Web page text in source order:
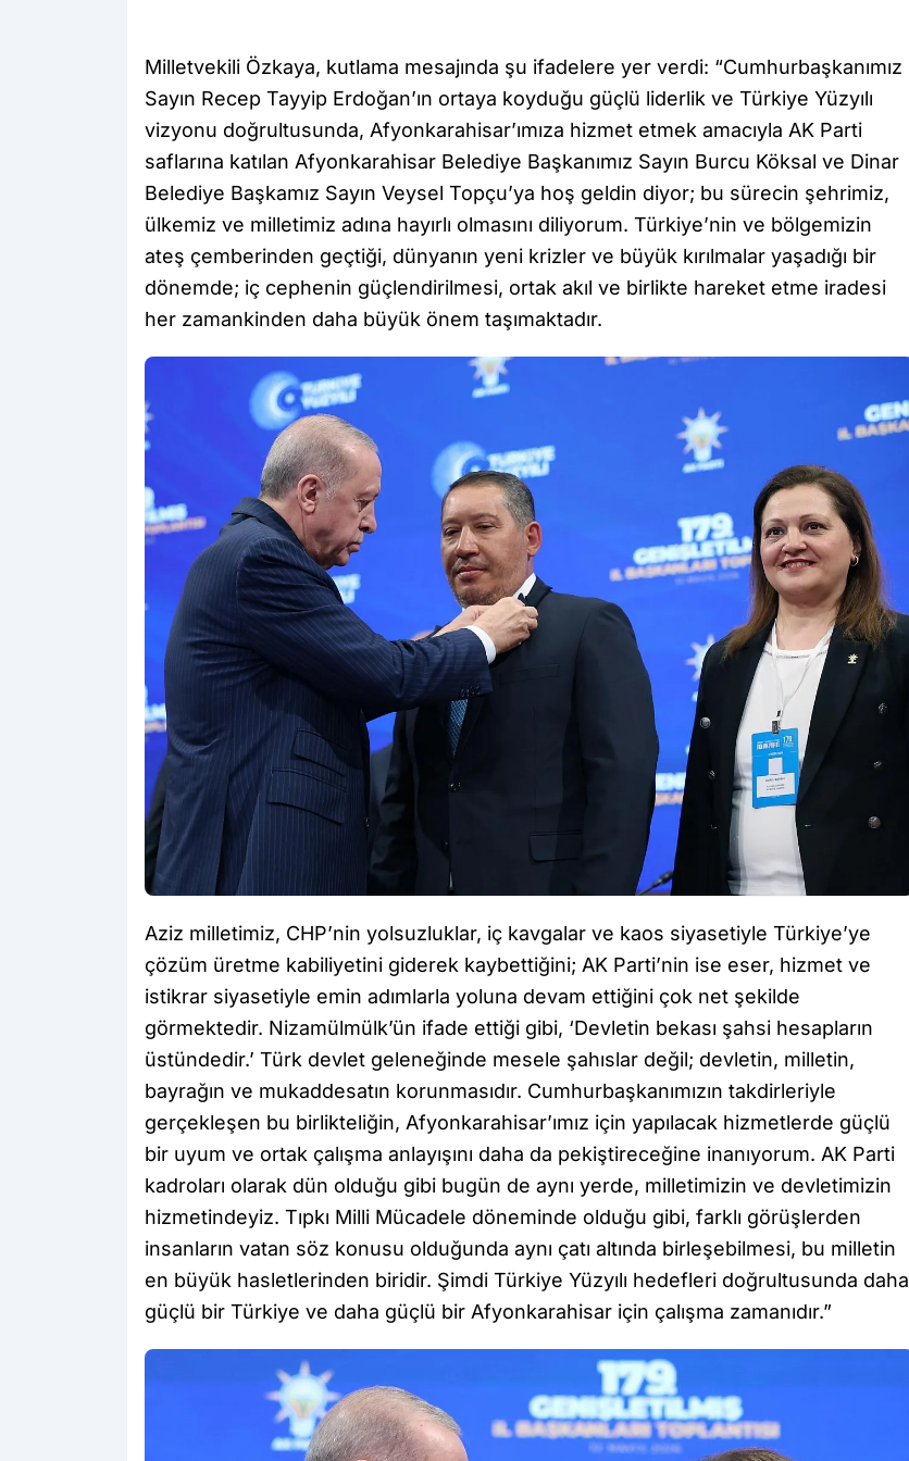
Milletvekili Özkaya, kutlama mesajında şu ifadelere yer verdi: “Cumhurbaşkanımız
Sayın Recep Tayyip Erdoğan’ın ortaya koyduğu güçlü liderlik ve Türkiye Yüzyılı
vizyonu doğrultusunda, Afyonkarahisar’ımıza hizmet etmek amacıyla AK Parti
saflarına katılan Afyonkarahisar Belediye Başkanımız Sayın Burcu Köksal ve Dinar
Belediye Başkamız Sayın Veysel Topçu’ya hoş geldin diyor; bu sürecin şehrimiz,
ülkemiz ve milletimiz adına hayırlı olmasını diliyorum. Türkiye’nin ve bölgemizin
ateş çemberinden geçtiği, dünyanın yeni krizler ve büyük kırılmalar yaşadığı bir
dönemde; iç cephenin güçlendirilmesi, ortak akıl ve birlikte hareket etme iradesi
her zamankinden daha büyük önem taşımaktadır.
Aziz milletimiz, CHP’nin yolsuzluklar, iç kavgalar ve kaos siyasetiyle Türkiye’ye
çözüm üretme kabiliyetini giderek kaybettiğini; AK Parti’nin ise eser, hizmet ve
istikrar siyasetiyle emin adımlarla yoluna devam ettiğini çok net şekilde
görmektedir. Nizamülmülk’ün ifade ettiği gibi, ‘Devletin bekası şahsi hesapların
üstündedir.’ Türk devlet geleneğinde mesele şahıslar değil; devletin, milletin,
bayrağın ve mukaddesatın korunmasıdır. Cumhurbaşkanımızın takdirleriyle
gerçekleşen bu birlikteliğin, Afyonkarahisar’ımız için yapılacak hizmetlerde güçlü
bir uyum ve ortak çalışma anlayışını daha da pekiştireceğine inanıyorum. AK Parti
kadroları olarak dün olduğu gibi bugün de aynı yerde, milletimizin ve devletimizin
hizmetindeyiz. Tıpkı Milli Mücadele döneminde olduğu gibi, farklı görüşlerden
insanların vatan söz konusu olduğunda aynı çatı altında birleşebilmesi, bu milletin
en büyük hasletlerinden biridir. Şimdi Türkiye Yüzyılı hedefleri doğrultusunda daha
güçlü bir Türkiye ve daha güçlü bir Afyonkarahisar için çalışma zamanıdır.”